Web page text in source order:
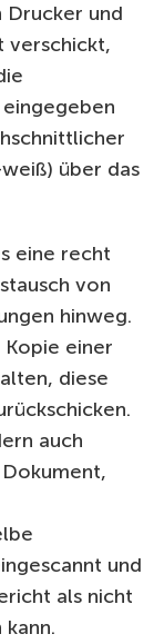
Drucker und
verschickt,
über das
eine recht
von
hinweg.
einer
diese
auch
und
als nicht